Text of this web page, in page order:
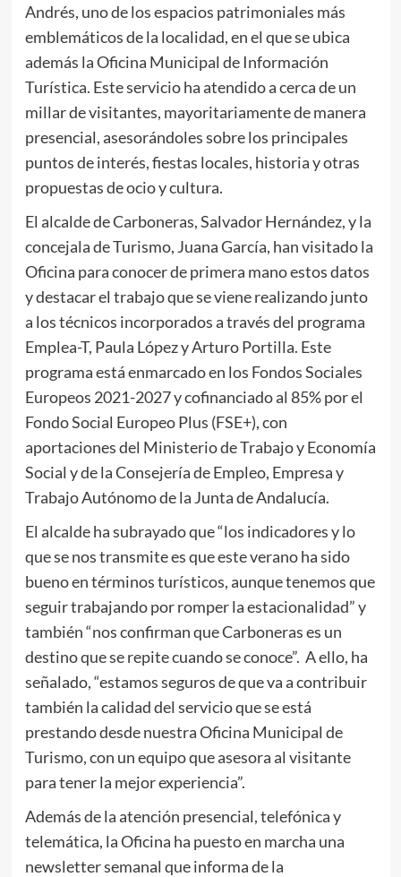
Andrés, uno de los espacios patrimoniales más
emblemáticos de la localidad, en el que se ubica
además la Oficina Municipal de Información
Turística. Este servicio ha atendido a cerca de un
millar de visitantes, mayoritariamente de manera
presencial, asesorándoles sobre los principales
puntos de interés, fiestas locales, historia y otras
propuestas de ocio y cultura.
El alcalde de Carboneras, Salvador Hernández, y la
concejala de Turismo, Juana García, han visitado la
Oficina para conocer de primera mano estos datos
y destacar el trabajo que se viene realizando junto
a los técnicos incorporados a través del programa
Emplea-T, Paula López y Arturo Portilla. Este
programa está enmarcado en los Fondos Sociales
Europeos 2021-2027 y cofinanciado al 85% por el
Fondo Social Europeo Plus (FSE+), con
aportaciones del Ministerio de Trabajo y Economía
Social y de la Consejería de Empleo, Empresa y
Trabajo Autónomo de la Junta de Andalucía.
El alcalde ha subrayado que “los indicadores y lo
que se nos transmite es que este verano ha sido
bueno en términos turísticos, aunque tenemos que
seguir trabajando por romper la estacionalidad” y
también “nos confirman que Carboneras es un
destino que se repite cuando se conoce”. A ello, ha
señalado, “estamos seguros de que va a contribuir
también la calidad del servicio que se está
prestando desde nuestra Oficina Municipal de
Turismo, con un equipo que asesora al visitante
para tener la mejor experiencia”.
Además de la atención presencial, telefónica y
telemática, la Oficina ha puesto en marcha una
newsletter semanal que informa de la